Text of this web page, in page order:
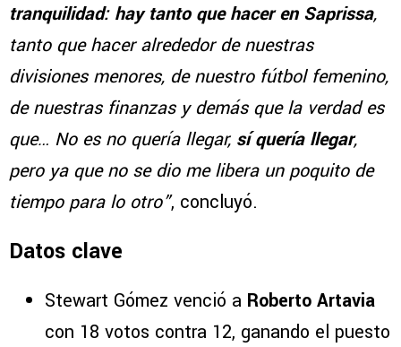
tranquilidad: hay tanto que hacer en Saprissa,
tanto que hacer alrededor de nuestras
divisiones menores, de nuestro fútbol femenino,
de nuestras finanzas y demás que la verdad es
que… No es no quería llegar, sí quería llegar,
pero ya que no se dio me libera un poquito de
tiempo para lo otro”, concluyó.
Datos clave
Stewart Gómez venció a Roberto Artavia
con 18 votos contra 12, ganando el puesto